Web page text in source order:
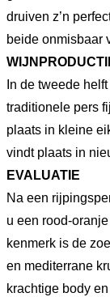
druiven z’n
beide onmisbaar
In de tweede
traditionele pers
plaats in kleine
vindt plaats in
EVALUATIE
Na een
u een rood-
kenmerk is de
en mediterrane
krachtige body